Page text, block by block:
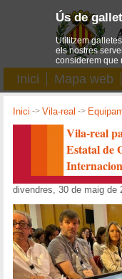
Inici Mapa web
Inici ->Vila-real ->
Vila-real
Estatal de
divendres, 30 de maig de
Ús de
Utilitzem
els nostres
considerem que